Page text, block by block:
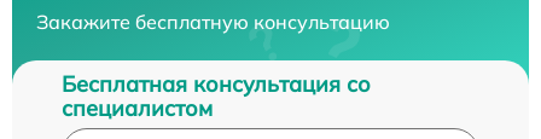
Закажите бесплатную консультацию
Бесплатная консультация со
специалистом